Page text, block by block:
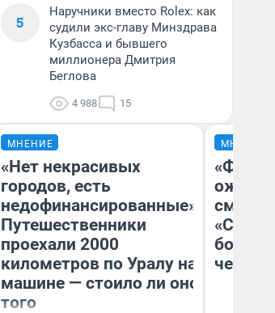
5
Наручники вместо Rolex: как
судили экс-главу Минздрава
Кузбасса и бывшего
миллионера Дмитрия
Беглова
4 988 15
МНЕНИЕ
«Нет некрасивых
городов, есть
недофинансированные».
Путешественники
проехали 2000
километров по Уралу на
машине — стоило ли оно
того
МНЕНИЕ